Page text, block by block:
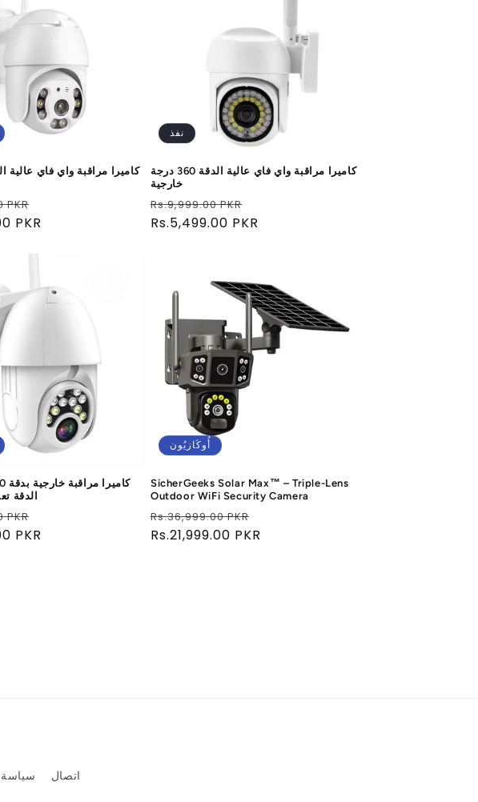
PKR
البيعPKR
نفذ
كاميرا مراقبة واي فاي عالية الدقة 360 درجة
خارجية
سعر
عادي
Rs.9,999.00 PKR
البيعRs.5,499.00 PKR
الدقة
PKR
البيعPKR
أُوكَازيُون
SicherGeeks Solar Max™ – Triple-Lens
Outdoor WiFi Security Camera
سعر
عادي
Rs.36,999.00 PKR
البيعRs.21,999.00 PKR
اتصال